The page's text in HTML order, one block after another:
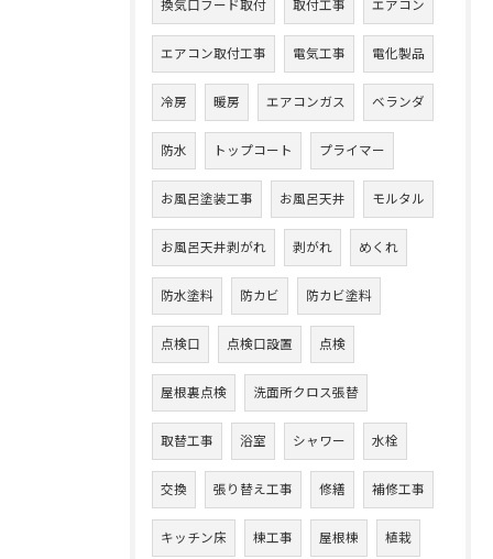
換気口フード取付 取付工事 エアコン
エアコン取付工事 電気工事 電化製品
冷房 暖房 エアコンガス ベランダ
防水 トップコート プライマー
お風呂塗装工事 お風呂天井 モルタル
お風呂天井剥がれ 剥がれ めくれ
防水塗料 防カビ 防カビ塗料
点検口 点検口設置 点検
屋根裏点検 洗面所クロス張替
取替工事 浴室 シャワー 水栓
交換 張り替え工事 修繕 補修工事
キッチン床 棟工事 屋根棟 植栽